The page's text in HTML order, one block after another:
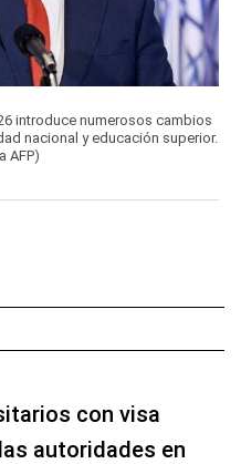
introduce numerosos cambios
nacional y educación superior.
AFP)
con visa
autoridades en